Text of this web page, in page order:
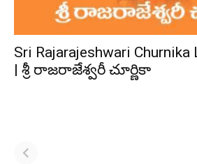
Sri Rajarajeshwari Churnika
| శ్రీ రాజరాజేశ్వరీ చూర్ణికా
పితృదేవతల ఆశీర్వాదం